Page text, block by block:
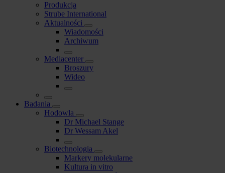
Produkcja
Strube International
Aktualności
Wiadomości
Archiwum
Mediacenter
Broszury
Wideo
Badania
Hodowla
Dr Michael Stange
Dr Wessam Akel
Biotechnologia
Markery molekularne
Kultura in vitro